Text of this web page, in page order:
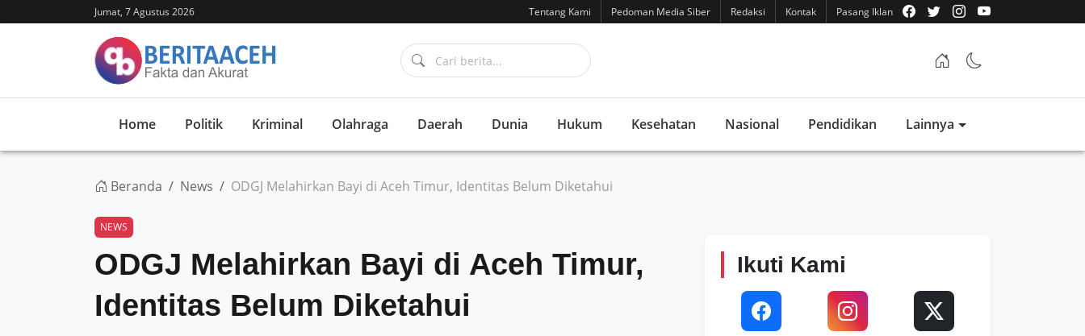
Jumat, 7 Agustus 2026 Tentang Kami Pedoman Media Siber Redaksi Kontak Pasang Iklan
Home Politik Kriminal Olahraga Daerah Dunia Hukum Kesehatan Nasional Pendidikan Lainnya
Beranda News ODGJ Melahirkan Bayi di Aceh Timur, Identitas Belum Diketahui
NEWS
ODGJ Melahirkan Bayi di Aceh Timur,
Identitas Belum Diketahui
Ikuti Kami